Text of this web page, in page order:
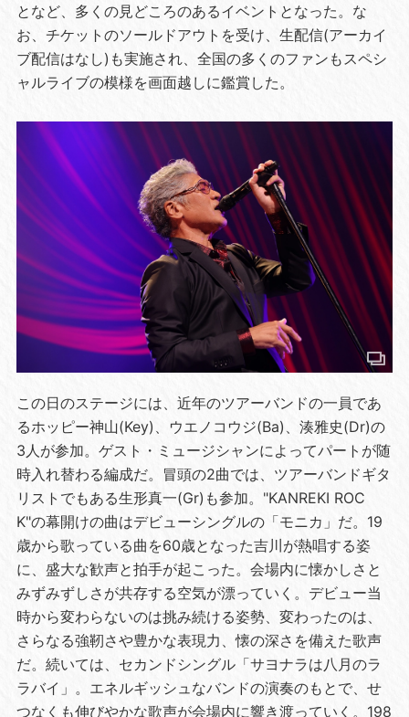
となど、多くの見どころのあるイベントとなった。な
お、チケットのソールドアウトを受け、生配信(アーカイ
ブ配信はなし)も実施され、全国の多くのファンもスペシ
ャルライブの模様を画面越しに鑑賞した。
この日のステージには、近年のツアーバンドの一員であ
るホッピー神山(Key)、ウエノコウジ(Ba)、湊雅史(Dr)の
3人が参加。ゲスト・ミュージシャンによってパートが随
時入れ替わる編成だ。冒頭の2曲では、ツアーバンドギタ
リストでもある生形真一(Gr)も参加。"KANREKI ROC
K"の幕開けの曲はデビューシングルの「モニカ」だ。19
歳から歌っている曲を60歳となった吉川が熱唱する姿
に、盛大な歓声と拍手が起こった。会場内に懐かしさと
みずみずしさが共存する空気が漂っていく。デビュー当
時から変わらないのは挑み続ける姿勢、変わったのは、
さらなる強靭さや豊かな表現力、懐の深さを備えた歌声
だ。続いては、セカンドシングル「サヨナラは八月のラ
ラバイ」。エネルギッシュなバンドの演奏のもとで、せ
つなくも伸びやかな歌声が会場内に響き渡っていく。198